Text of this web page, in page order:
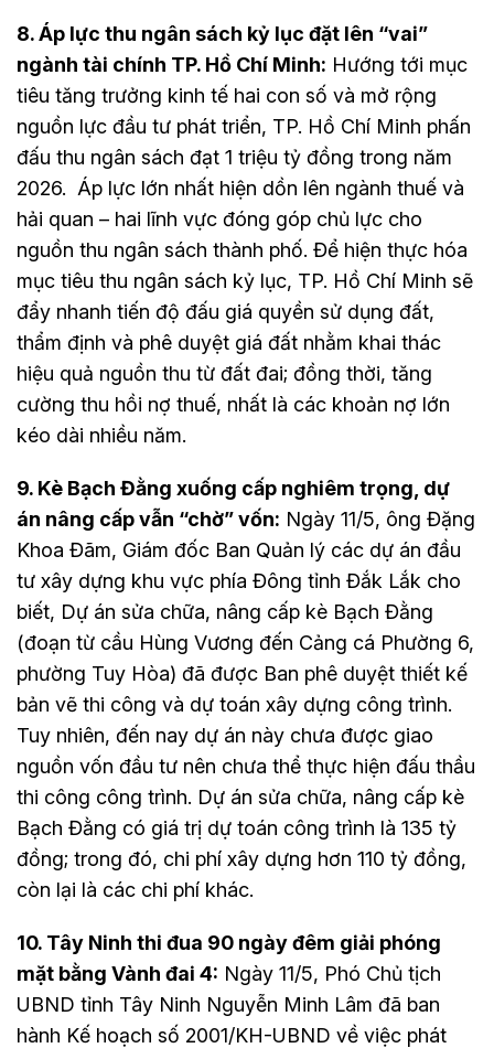
8. Áp lực thu ngân sách kỷ lục đặt lên “vai”
ngành tài chính TP. Hồ Chí Minh: Hướng tới mục
tiêu tăng trưởng kinh tế hai con số và mở rộng
nguồn lực đầu tư phát triển, TP. Hồ Chí Minh phấn
đấu thu ngân sách đạt 1 triệu tỷ đồng trong năm
2026. Áp lực lớn nhất hiện dồn lên ngành thuế và
hải quan – hai lĩnh vực đóng góp chủ lực cho
nguồn thu ngân sách thành phố. Để hiện thực hóa
mục tiêu thu ngân sách kỷ lục, TP. Hồ Chí Minh sẽ
đẩy nhanh tiến độ đấu giá quyền sử dụng đất,
thẩm định và phê duyệt giá đất nhằm khai thác
hiệu quả nguồn thu từ đất đai; đồng thời, tăng
cường thu hồi nợ thuế, nhất là các khoản nợ lớn
kéo dài nhiều năm.
9. Kè Bạch Đằng xuống cấp nghiêm trọng, dự
án nâng cấp vẫn “chờ” vốn: Ngày 11/5, ông Đặng
Khoa Đãm, Giám đốc Ban Quản lý các dự án đầu
tư xây dựng khu vực phía Đông tỉnh Đắk Lắk cho
biết, Dự án sửa chữa, nâng cấp kè Bạch Đằng
(đoạn từ cầu Hùng Vương đến Cảng cá Phường 6,
phường Tuy Hòa) đã được Ban phê duyệt thiết kế
bản vẽ thi công và dự toán xây dựng công trình.
Tuy nhiên, đến nay dự án này chưa được giao
nguồn vốn đầu tư nên chưa thể thực hiện đấu thầu
thi công công trình. Dự án sửa chữa, nâng cấp kè
Bạch Đằng có giá trị dự toán công trình là 135 tỷ
đồng; trong đó, chi phí xây dựng hơn 110 tỷ đồng,
còn lại là các chi phí khác.
10. Tây Ninh thi đua 90 ngày đêm giải phóng
mặt bằng Vành đai 4: Ngày 11/5, Phó Chủ tịch
UBND tỉnh Tây Ninh Nguyễn Minh Lâm đã ban
hành Kế hoạch số 2001/KH-UBND về việc phát